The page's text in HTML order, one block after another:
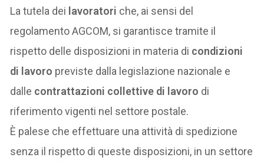
La tutela dei lavoratori che, ai sensi del
regolamento AGCOM, si garantisce tramite il
rispetto delle disposizioni in materia di condizioni
di lavoro previste dalla legislazione nazionale e
dalle contrattazioni collettive di lavoro di
riferimento vigenti nel settore postale.
È palese che effettuare una attività di spedizione
senza il rispetto di queste disposizioni, in un settore